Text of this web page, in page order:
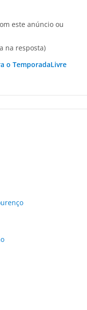
este anúncio ou
na resposta)
o TemporadaLivre